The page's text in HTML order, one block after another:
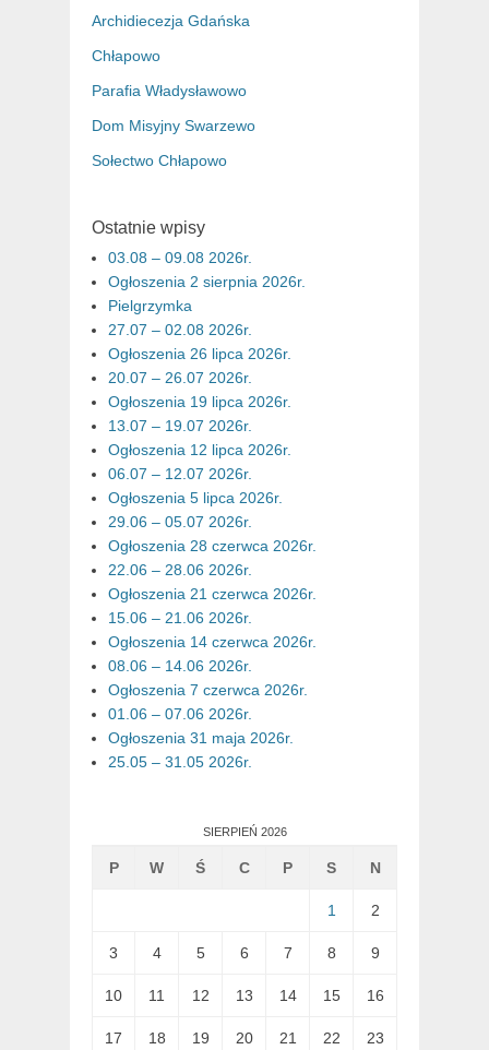
Archidiecezja Gdańska
Chłapowo
Parafia Władysławowo
Dom Misyjny Swarzewo
Sołectwo Chłapowo
Ostatnie wpisy
03.08 – 09.08 2026r.
Ogłoszenia 2 sierpnia 2026r.
Pielgrzymka
27.07 – 02.08 2026r.
Ogłoszenia 26 lipca 2026r.
20.07 – 26.07 2026r.
Ogłoszenia 19 lipca 2026r.
13.07 – 19.07 2026r.
Ogłoszenia 12 lipca 2026r.
06.07 – 12.07 2026r.
Ogłoszenia 5 lipca 2026r.
29.06 – 05.07 2026r.
Ogłoszenia 28 czerwca 2026r.
22.06 – 28.06 2026r.
Ogłoszenia 21 czerwca 2026r.
15.06 – 21.06 2026r.
Ogłoszenia 14 czerwca 2026r.
08.06 – 14.06 2026r.
Ogłoszenia 7 czerwca 2026r.
01.06 – 07.06 2026r.
Ogłoszenia 31 maja 2026r.
25.05 – 31.05 2026r.
SIERPIEŃ 2026
P W Ś C P S N
1 2
3 4 5 6 7 8 9
10 11 12 13 14 15 16
17 18 19 20 21 22 23